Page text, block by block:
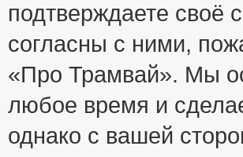
подтверждаете своё
согласны с ними,
«Про Трамвай». Мы
любое время и
однако с вашей